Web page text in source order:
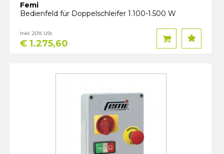
Femi
Bedienfeld für Doppelschleifer 1.100-1.500 W
€ 1.275,60
Inkl. 20% USt.